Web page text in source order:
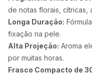
de notas florais, cítricas,
Longa Duração:
fixação na pele.
Alta Projeção: Aroma
por muitas horas.
Frasco Compacto de